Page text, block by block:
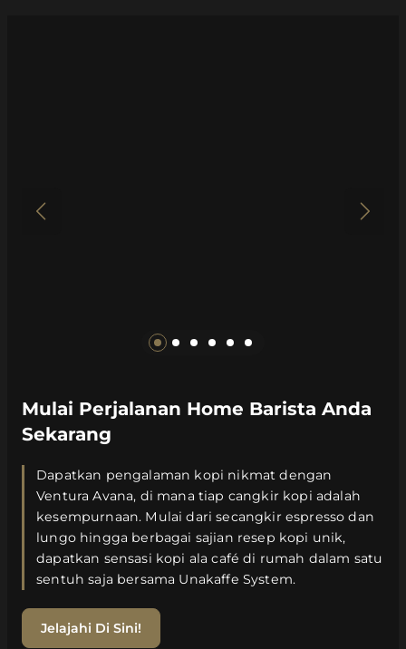
Mulai Perjalanan Home Barista Anda
Sekarang
Dapatkan pengalaman kopi nikmat dengan
Ventura Avana, di mana tiap cangkir kopi adalah
kesempurnaan. Mulai dari secangkir espresso dan
lungo hingga berbagai sajian resep kopi unik,
dapatkan sensasi kopi ala café di rumah dalam satu
sentuh saja bersama Unakaffe System.
Jelajahi Di Sini!